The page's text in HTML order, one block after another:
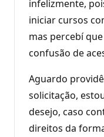
infelizmente,
iniciar cursos
mas percebí
confusão de
Aguardo
solicitação,
desejo, caso
direitos da